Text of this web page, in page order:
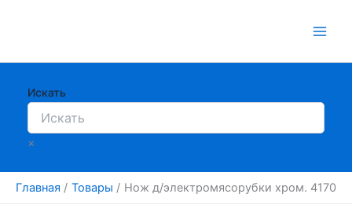
Искать
×
Главная Товары Нож д/электромясорубки хром. 4170